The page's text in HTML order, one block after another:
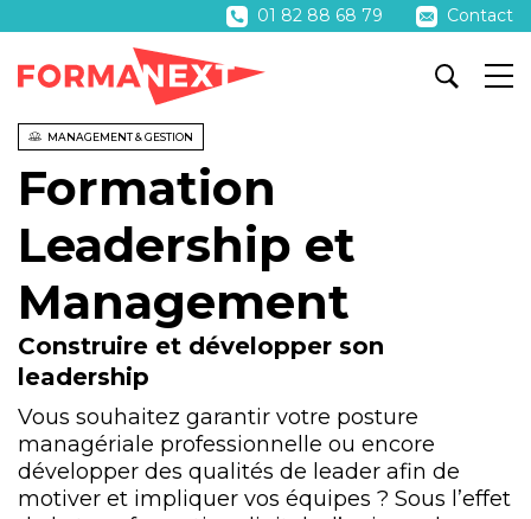
01 82 88 68 79 Contact
MANAGEMENT & GESTION
Formation
Leadership et
Management
Construire et développer son
leadership
Vous souhaitez garantir votre posture
managériale professionnelle ou encore
développer des qualités de leader afin de
motiver et impliquer vos équipes ? Sous l’effet